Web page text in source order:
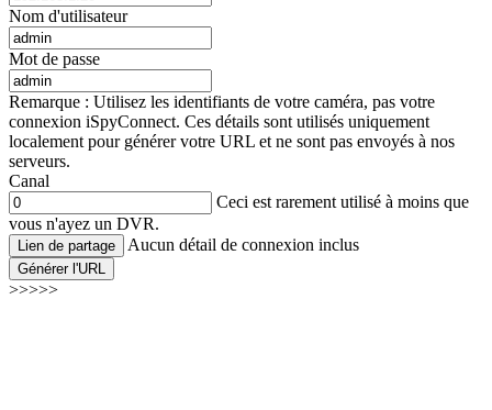
Nom d'utilisateur
Mot de passe
Remarque : Utilisez les identifiants de votre caméra, pas votre
connexion iSpyConnect. Ces détails sont utilisés uniquement
localement pour générer votre URL et ne sont pas envoyés à nos
serveurs.
Canal
Ceci est rarement utilisé à moins que
vous n'ayez un DVR.
Lien de partage Aucun détail de connexion inclus
Générer l'URL
>>>>>